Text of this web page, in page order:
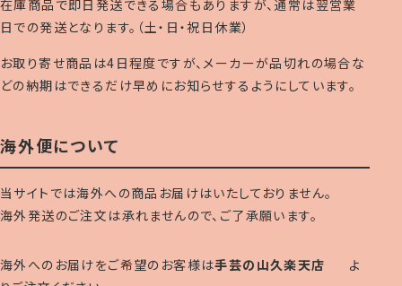
在庫商品で即日発送できる場合もありますが、通常は翌営業
日での発送となります。（土・日・祝日休業）
お取り寄せ商品は4日程度ですが、メーカーが品切れの場合な
どの納期はできるだけ早めにお知らせするようにしています。
海外便について
当サイトでは海外への商品お届けはいたしておりません。
海外発送のご注文は承れませんので、ご了承願います。
海外へのお届けをご希望のお客様は手芸の山久楽天店
よ